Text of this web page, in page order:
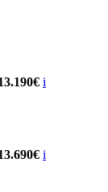
i
i